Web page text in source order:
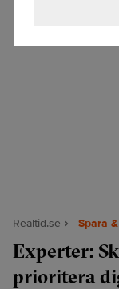
Realtid.se Spara
Experter:
prioritera